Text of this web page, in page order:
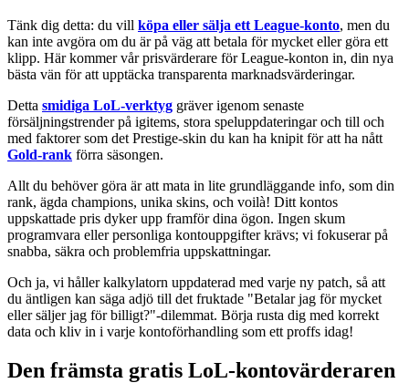
Tänk dig detta: du vill köpa eller sälja ett League-konto, men du
kan inte avgöra om du är på väg att betala för mycket eller göra ett
klipp. Här kommer vår prisvärderare för League-konton in, din nya
bästa vän för att upptäcka transparenta marknadsvärderingar.
Detta smidiga LoL-verktyg gräver igenom senaste
försäljningstrender på igitems, stora speluppdateringar och till och
med faktorer som det Prestige-skin du kan ha knipit för att ha nått
Gold-rank förra säsongen.
Allt du behöver göra är att mata in lite grundläggande info, som din
rank, ägda champions, unika skins, och voilà! Ditt kontos
uppskattade pris dyker upp framför dina ögon. Ingen skum
programvara eller personliga kontouppgifter krävs; vi fokuserar på
snabba, säkra och problemfria uppskattningar.
Och ja, vi håller kalkylatorn uppdaterad med varje ny patch, så att
du äntligen kan säga adjö till det fruktade "Betalar jag för mycket
eller säljer jag för billigt?"-dilemmat. Börja rusta dig med korrekt
data och kliv in i varje kontoförhandling som ett proffs idag!
Den främsta gratis LoL-kontovärderaren